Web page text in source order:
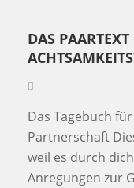
DAS PAARTEXT
Das Tagebuch
Partnerschaft
weil es durch
Anregungen zur